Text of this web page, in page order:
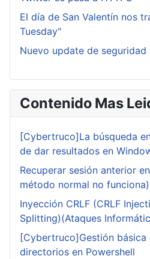
El día de San Valentín nos
Tuesday"
Nuevo update de seguridad
Contenido Mas
[Cybertruco]La búsqueda
de dar resultados en
Recuperar sesión anterior
método normal no funciona)
Inyección CRLF (CRLF
Splitting)(Ataques
[Cybertruco]Gestión
directorios en Powershell